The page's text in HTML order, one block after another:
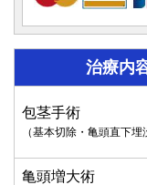
治療内
包茎手術
（基本切除・亀頭直下埋
亀頭増大術